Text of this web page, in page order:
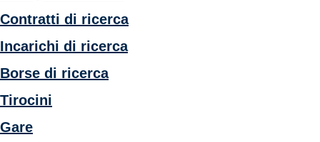
Contratti di ricerca
Incarichi di ricerca
Borse di ricerca
Tirocini
Gare